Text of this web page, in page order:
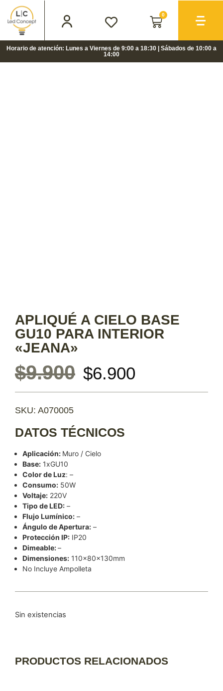
0
Horario de atención: Lunes a Viernes de 9:00 a 18:30 | Sábados de 10:00 a
14:00
APLIQUÉ A CIELO BASE
GU10 PARA INTERIOR
«JEANA»
$9.900 $6.900
SKU: A070005
DATOS TÉCNICOS
Aplicación: Muro / Cielo
Base: 1xGU10
Color de Luz: –
Consumo: 50W
Voltaje: 220V
Tipo de LED: –
Flujo Lumínico: –
Ángulo de Apertura: –
Protección IP: IP20
Dimeable:–
Dimensiones: 110x80x130mm
No Incluye Ampolleta
Sin existencias
PRODUCTOS RELACIONADOS